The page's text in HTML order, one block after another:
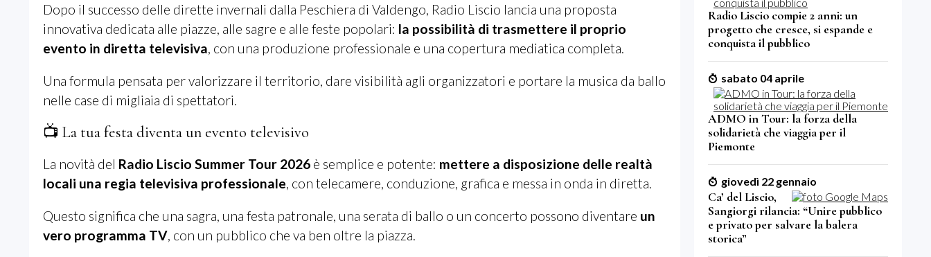
Dopo il successo delle dirette invernali dalla Peschiera di Valdengo, Radio Liscio lancia una proposta
innovativa dedicata alle piazze, alle sagre e alle feste popolari: la possibilità di trasmettere il proprio
evento in diretta televisiva , con una produzione professionale e una copertura mediatica completa.
Una formula pensata per valorizzare il territorio, dare visibilità agli organizzatori e portare la musica da ballo
nelle case di migliaia di spettatori.
📺 La tua festa diventa un evento televisivo
La novità del Radio Liscio Summer Tour 2026 è semplice e potente: mettere a disposizione delle realtà
locali una regia televisiva professionale, con telecamere, conduzione, grafica e messa in onda in diretta.
Questo significa che una sagra, una festa patronale, una serata di ballo o un concerto possono diventare un
vero programma TV, con un pubblico che va ben oltre la piazza.
Radio Liscio compie 2 anni: un
progetto che cresce, si espande e
conquista il pubblico
sabato 04 aprile
ADMO in Tour: la forza della
solidarietà che viaggia per il
Piemonte
giovedì 22 gennaio
Ca’ del Liscio,
Sangiorgi rilancia: “Unire pubblico
e privato per salvare la balera
storica”